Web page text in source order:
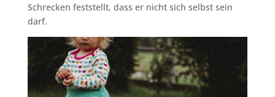
Schrecken feststellt, dass er nicht sich selbst sein
darf.